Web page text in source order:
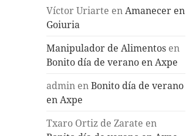
Víctor Uriarte enAmanecer en
Goiuria
Manipulador de Alimentos en
Bonito día de verano en Axpe
admin enBonito día de verano
en Axpe
Txaro Ortiz de Zarate en